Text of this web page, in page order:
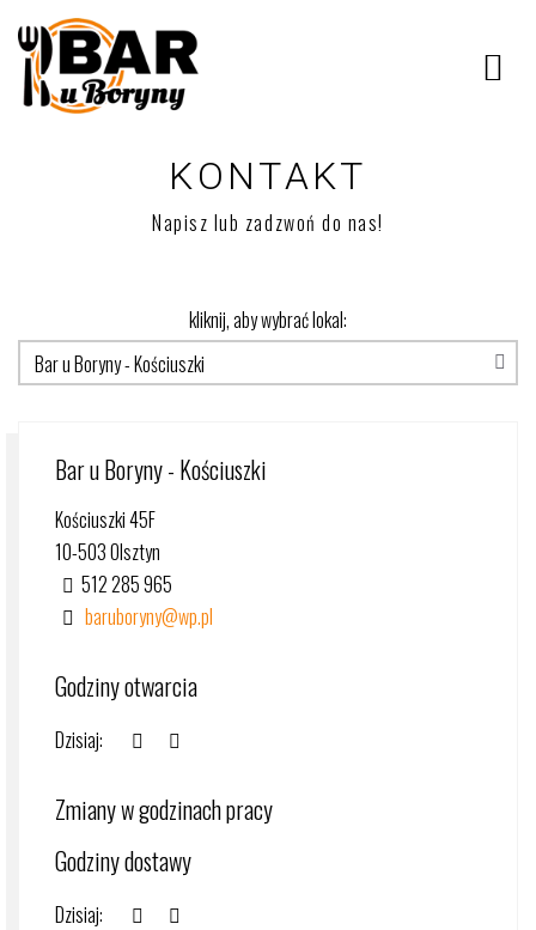
KONTAKT
Napisz lub zadzwoń do nas!
kliknij, aby wybrać lokal:
Bar u Boryny - Kościuszki
Kościuszki 45F
10-503 Olsztyn
512 285 965
baruboryny@wp.pl
Godziny otwarcia
Dzisiaj:
Zmiany w godzinach pracy
Godziny dostawy
Dzisiaj: